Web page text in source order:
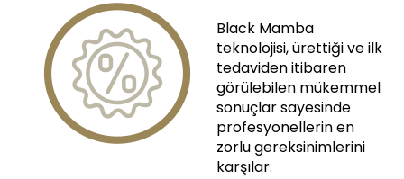
Black Mamba
teknolojisi, ürettiği ve ilk
tedaviden itibaren
görülebilen mükemmel
sonuçlar sayesinde
profesyonellerin en
zorlu gereksinimlerini
karşılar.